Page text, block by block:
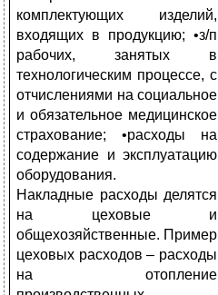
комплектующих изделий,
входящих в продукцию; •з/п
рабочих, занятых в
технологическим процессе, с
отчислениями на социальное
и обязательное медицинское
страхование; •расходы на
содержание и эксплуатацию
оборудования.
Накладные расходы делятся
на цеховые и
общехозяйственные. Пример
цеховых расходов – расходы
на отопление